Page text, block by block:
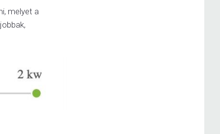
melyet a